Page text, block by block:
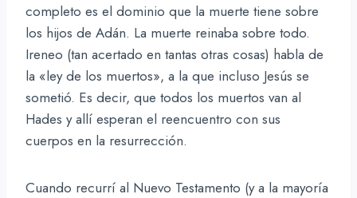
completo es el dominio que la muerte tiene sobre
los hijos de Adán. La muerte reinaba sobre todo.
Ireneo (tan acertado en tantas otras cosas) habla de
la «ley de los muertos», a la que incluso Jesús se
sometió. Es decir, que todos los muertos van al
Hades y allí esperan el reencuentro con sus
cuerpos en la resurrección.
Cuando recurrí al Nuevo Testamento (y a la mayoría